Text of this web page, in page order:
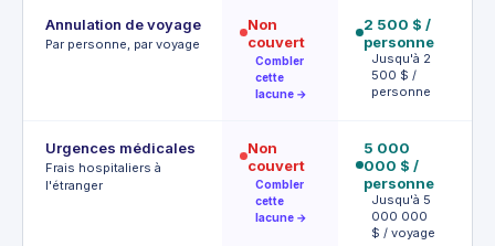
Annulation de voyage
Par personne, par voyage
Non
couvert
Combler
cette
lacune →
2 500 $ /
personne
Jusqu'à 2
500 $ /
personne
Urgences médicales
Frais hospitaliers à
l'étranger
Non
couvert
Combler
cette
lacune →
5 000
000 $ /
personne
Jusqu'à 5
000 000
$ / voyage